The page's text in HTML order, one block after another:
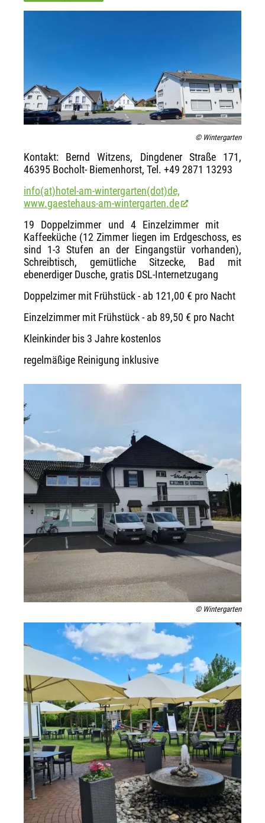
© Wintergarten
Kontakt: Bernd Witzens, Dingdener Straße 171,
46395 Bocholt- Biemenhorst, Tel. +49 2871 13293
info(at)hotel-am-wintergarten(dot)de,
www.gaestehaus-am-wintergarten.de
19 Doppelzimmer und 4 Einzelzimmer mit
Kaffeeküche (12 Zimmer liegen im Erdgeschoss, es
sind 1-3 Stufen an der Eingangstür vorhanden),
Schreibtisch, gemütliche Sitzecke, Bad mit
ebenerdiger Dusche, gratis DSL-Internetzugang
Doppelzimer mit Frühstück - ab 121,00 € pro Nacht
Einzelzimmer mit Frühstück - ab 89,50 € pro Nacht
Kleinkinder bis 3 Jahre kostenlos
regelmäßige Reinigung inklusive
© Wintergarten